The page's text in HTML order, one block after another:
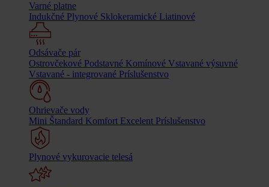
Varné platne
Indukčné Plynové Sklokeramické Liatinové
Odsávače pár
Ostrovčekové Podstavné Komínové Vstavané výsuvné
Vstavané - integrované Príslušenstvo
Ohrievače vody
Mini Štandard Komfort Excelent Príslušenstvo
Plynové vykurovacie telesá